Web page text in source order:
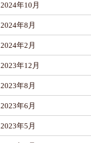
2024年10月
2024年8月
2024年2月
2023年12月
2023年8月
2023年6月
2023年5月